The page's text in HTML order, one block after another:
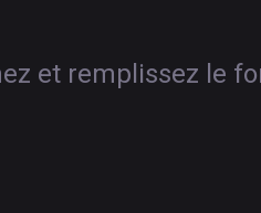
et remplissez le